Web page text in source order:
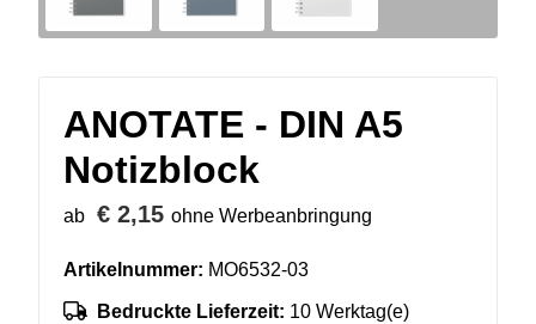
ANOTATE - DIN A5
Notizblock
ab € 2,15 ohne Werbeanbringung
Artikelnummer: MO6532-03
Bedruckte Lieferzeit: 10 Werktag(e)